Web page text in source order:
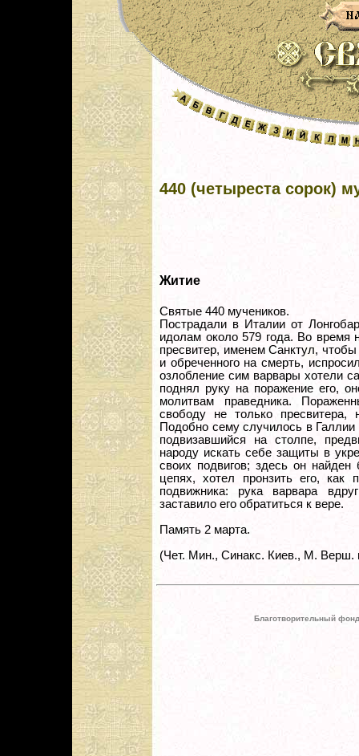
440 (четыреста сорок)
Житие
Святые 440 мучеников.
Пострадали в Италии от
идолам около 579 года. Во время
пресвитер, именем Санктул,
и обреченного на смерть,
озлобление сим варвары хотели
поднял руку на поражение его,
молитвам праведника.
свободу не только
Подобно сему случилось в
подвизавшийся на столпе,
народу искать себе защиты в
своих подвигов; здесь он
цепях, хотел пронзить его, как
подвижника: рука варвара
заставило его обратиться к вере.
Память 2 марта.
(Чет. Мин., Синакс. Киев., М. Верш.
Благотворительный